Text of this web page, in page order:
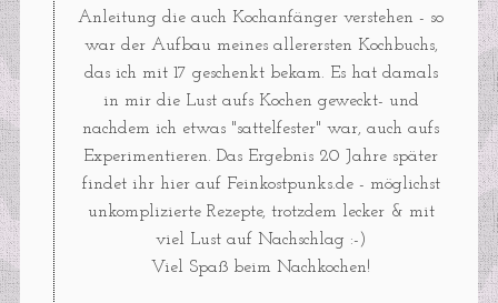
Anleitung die auch Kochanfänger verstehen - so
war der Aufbau meines allerersten Kochbuchs,
das ich mit 17 geschenkt bekam. Es hat damals
in mir die Lust aufs Kochen geweckt- und
nachdem ich etwas "sattelfester" war, auch aufs
Experimentieren. Das Ergebnis 20 Jahre später
findet ihr hier auf Feinkostpunks.de - möglichst
unkomplizierte Rezepte, trotzdem lecker & mit
viel Lust auf Nachschlag :-)
Viel Spaß beim Nachkochen!